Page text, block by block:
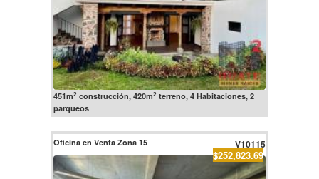
451m2construcción, 420m2terreno, 4 Habitaciones, 2
parqueos
Oficina en Venta Zona 15 V10115
$252,823.69